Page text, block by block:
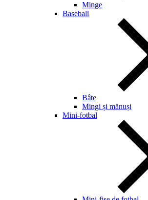
Minge
Baseball
Bâte
Mingi și mănuși
Mini-fotbal